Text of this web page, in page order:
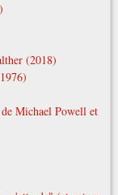
(2018)
Michael Powell et